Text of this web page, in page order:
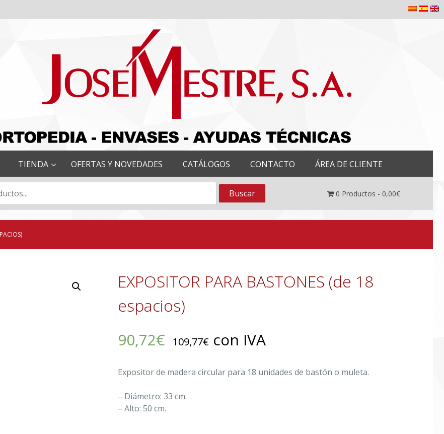
TIENDA OFERTAS Y NOVEDADES CATÁLOGOS CONTACTO ÁREA DE CLIENTE
0 Productos - 0,00€
EXPOSITOR PARA BASTONES (de 18
espacios)
90,72€ 109,77€ con IVA
Expositor de madera circular para 18 unidades de bastón o muleta.
– Diámetro: 33 cm.
– Alto: 50 cm.